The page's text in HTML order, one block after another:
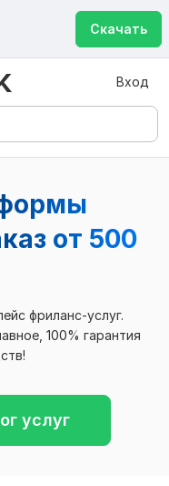
Скачать
Вход
от 500
фриланс-услуг.
100% гарантия
услуг